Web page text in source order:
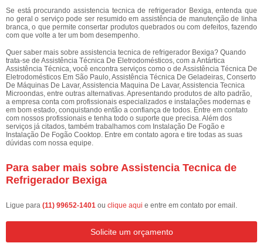
Se está procurando assistencia tecnica de refrigerador Bexiga, entenda que
no geral o serviço pode ser resumido em assistência de manutenção de linha
branca, o que permite consertar produtos quebrados ou com defeitos, fazendo
com que volte a ter um bom desempenho.
Quer saber mais sobre assistencia tecnica de refrigerador Bexiga? Quando
trata-se de Assistência Técnica De Eletrodomésticos, com a Antártica
Assistência Técnica, você encontra serviços como o de Assistência Técnica De
Eletrodomésticos Em São Paulo, Assistência Técnica De Geladeiras, Conserto
De Máquinas De Lavar, Assistencia Maquina De Lavar, Assistencia Tecnica
Microondas, entre outras alternativas. Apresentando produtos de alto padrão,
a empresa conta com profissionais especializados e instalações modernas e
em bom estado, conquistando então a confiança de todos. Entre em contato
com nossos profissionais e tenha todo o suporte que precisa. Além dos
serviços já citados, também trabalhamos com Instalação De Fogão e
Instalação De Fogão Cooktop. Entre em contato agora e tire todas as suas
dúvidas com nossa equipe.
Para saber mais sobre Assistencia Tecnica de
Refrigerador Bexiga
Ligue para (11) 99652-1401 ou clique aqui e entre em contato por email.
Solicite um orçamento